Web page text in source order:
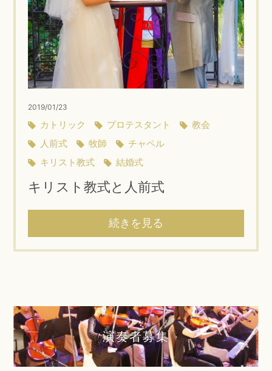
2019/01/23
カトリック プロテスタント
教会
人前式
牧師
チャペル
キリスト教式
結婚式
キリスト教式と人前式
続きを見る
演奏者募集